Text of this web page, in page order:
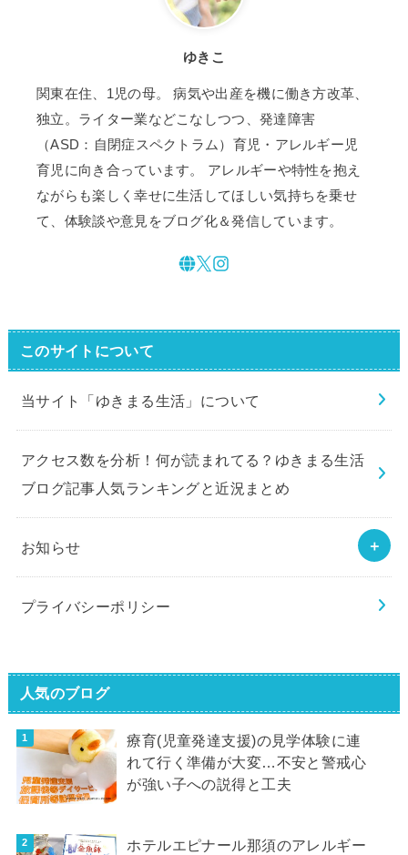
ゆきこ
関東在住、1児の母。 病気や出産を機に働き方改革、
独立。ライター業などこなしつつ、発達障害
（ASD：自閉症スペクトラム）育児・アレルギー児
育児に向き合っています。 アレルギーや特性を抱え
ながらも楽しく幸せに生活してほしい気持ちを乗せ
て、体験談や意見をブログ化＆発信しています。
このサイトについて
当サイト「ゆきまる生活」について
アクセス数を分析！何が読まれてる？ゆきまる生活
ブログ記事人気ランキングと近況まとめ
お知らせ
プライバシーポリシー
人気のブログ
療育(児童発達支援)の見学体験に連
れて行く準備が大変…不安と警戒心
が強い子への説得と工夫
ホテルエピナール那須のアレルギー